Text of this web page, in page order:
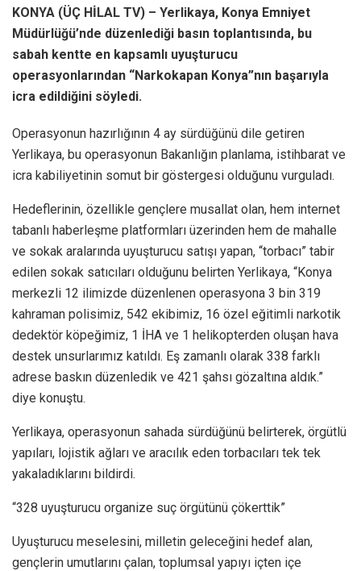
KONYA (ÜÇ HİLAL TV) – Yerlikaya, Konya Emniyet
Müdürlüğü’nde düzenlediği basın toplantısında, bu
sabah kentte en kapsamlı uyuşturucu
operasyonlarından “Narkokapan Konya”nın başarıyla
icra edildiğini söyledi.
Operasyonun hazırlığının 4 ay sürdüğünü dile getiren
Yerlikaya, bu operasyonun Bakanlığın planlama, istihbarat ve
icra kabiliyetinin somut bir göstergesi olduğunu vurguladı.
Hedeflerinin, özellikle gençlere musallat olan, hem internet
tabanlı haberleşme platformları üzerinden hem de mahalle
ve sokak aralarında uyuşturucu satışı yapan, “torbacı” tabir
edilen sokak satıcıları olduğunu belirten Yerlikaya, “Konya
merkezli 12 ilimizde düzenlenen operasyona 3 bin 319
kahraman polisimiz, 542 ekibimiz, 16 özel eğitimli narkotik
dedektör köpeğimiz, 1 İHA ve 1 helikopterden oluşan hava
destek unsurlarımız katıldı. Eş zamanlı olarak 338 farklı
adrese baskın düzenledik ve 421 şahsı gözaltına aldık.”
diye konuştu.
Yerlikaya, operasyonun sahada sürdüğünü belirterek, örgütlü
yapıları, lojistik ağları ve aracılık eden torbacıları tek tek
yakaladıklarını bildirdi.
“328 uyuşturucu organize suç örgütünü çökerttik”
Uyuşturucu meselesini, milletin geleceğini hedef alan,
gençlerin umutlarını çalan, toplumsal yapıyı içten içe